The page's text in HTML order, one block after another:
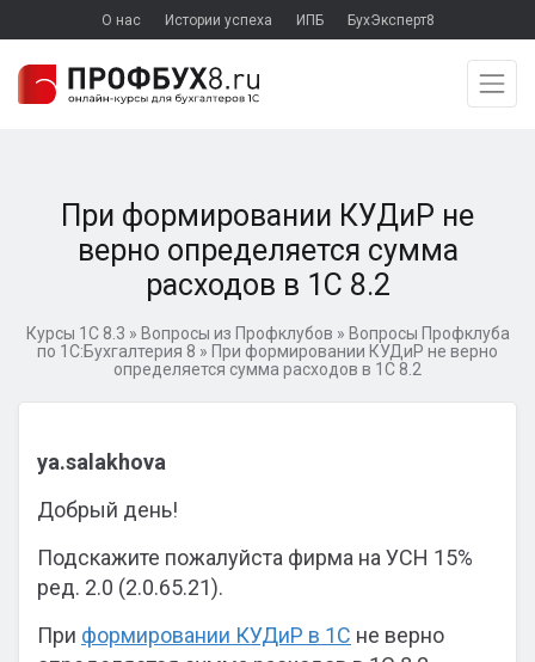
О нас Истории успеха ИПБ БухЭксперт8
При формировании КУДиР не
верно определяется сумма
расходов в 1С 8.2
Курсы 1С 8.3 » Вопросы из Профклубов » Вопросы Профклуба
по 1С:Бухгалтерия 8 » При формировании КУДиР не верно
определяется сумма расходов в 1С 8.2
ya.salakhova
Добрый день!
Подскажите пожалуйста фирма на УСН 15%
ред. 2.0 (2.0.65.21).
При формировании КУДиР в 1С не верно